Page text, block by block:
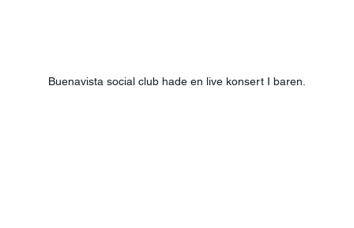
Buenavista social club hade en live konsert I baren.